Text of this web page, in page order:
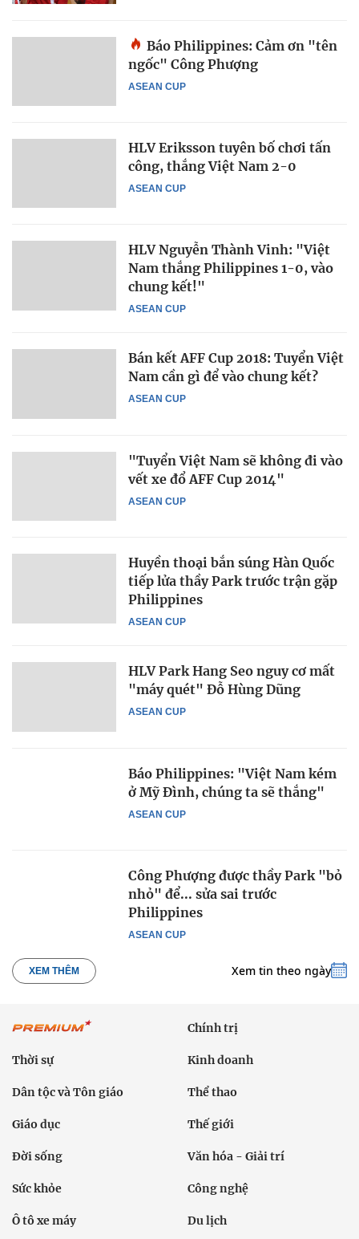
ASEAN CUP
Báo Philippines: Cảm ơn "tên
ngốc" Công Phượng
ASEAN CUP
HLV Eriksson tuyên bố chơi tấn
công, thắng Việt Nam 2-0
ASEAN CUP
HLV Nguyễn Thành Vinh: "Việt
Nam thắng Philippines 1-0, vào
chung kết!"
ASEAN CUP
Bán kết AFF Cup 2018: Tuyển Việt
Nam cần gì để vào chung kết?
ASEAN CUP
"Tuyển Việt Nam sẽ không đi vào
vết xe đổ AFF Cup 2014"
ASEAN CUP
Huyền thoại bắn súng Hàn Quốc
tiếp lửa thầy Park trước trận gặp
Philippines
ASEAN CUP
HLV Park Hang Seo nguy cơ mất
"máy quét" Đỗ Hùng Dũng
ASEAN CUP
Báo Philippines: "Việt Nam kém
ở Mỹ Đình, chúng ta sẽ thắng"
ASEAN CUP
Công Phượng được thầy Park "bỏ
nhỏ" để... sửa sai trước
Philippines
XEM THÊM Xem tin theo ngày
Chính trị
Thời sự Kinh doanh
Dân tộc và Tôn giáo Thể thao
Giáo dục Thế giới
Đời sống Văn hóa - Giải trí
Sức khỏe Công nghệ
Ô tô xe máy Du lịch